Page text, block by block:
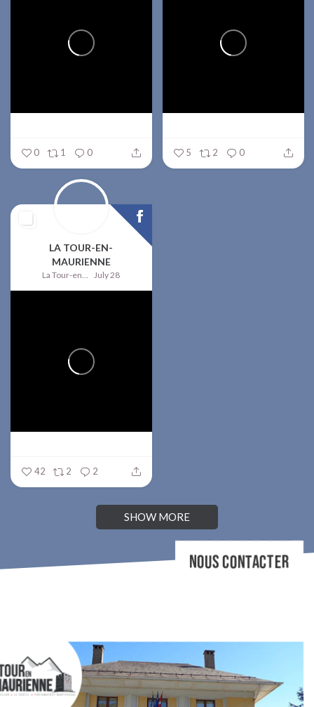
0 1 0 5 2 0
LA TOUR-EN-
MAURIENNE
La Tour-en-Maurienne July 28
42 2 2
SHOW MORE
NOUS CONTACTER